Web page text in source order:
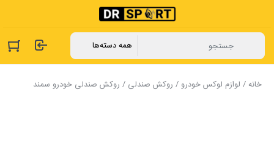
خانه/ لوازم لوکس خودرو / روکش صندلی / روکش صندلی خودرو سمند